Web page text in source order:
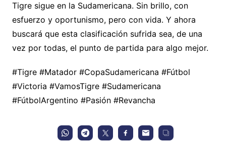
Tigre sigue en la Sudamericana. Sin brillo, con
esfuerzo y oportunismo, pero con vida. Y ahora
buscará que esta clasificación sufrida sea, de una
vez por todas, el punto de partida para algo mejor.
#Tigre #Matador #CopaSudamericana #Fútbol
#Victoria #VamosTigre #Sudamericana
#FútbolArgentino #Pasión #Revancha